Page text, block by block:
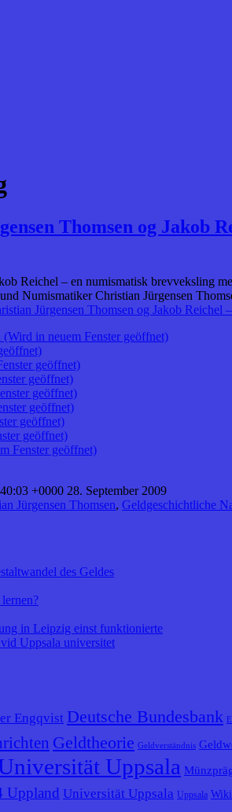
Thomsen og Jakob
Reichel – en numismatisk
Numismatiker Christian Jürgensen
Jürgensen Thomsen og Jakob
in neuem Fenster geöffnet)
geöffnet)
geöffnet)
geöffnet)
geöffnet)
geöffnet)
geöffnet)
Fenster geöffnet)
+0000 28. September 2009
Jürgensen Thomsen, Geldgeschichtliche
des Geldes
in Leipzig einst funktionierte
Uppsala universitet
Engqvist Deutsche Bundesbank
Geldtheorie Geldverständnis
Uppsala
Uppland Universität Uppsala Uppsala